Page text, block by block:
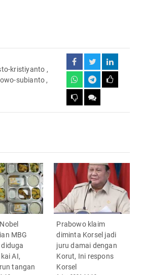
kristiyanto ,
subianto ,
MBG
AI,
tangan
Prabowo klaim
diminta Korsel jadi
juru damai dengan
Korut, Ini respons
Korsel